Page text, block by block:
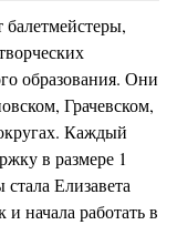
образования. Они
Грачевском,
Каждый
в размере 1
Елизавета
начала работать в